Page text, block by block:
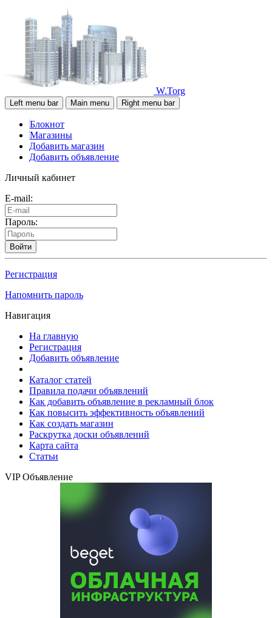
W.Torg
Left menu bar Main menu Right menu bar
Блокнот
Магазины
Добавить магазин
Добавить объявление
Личный кабинет
E-mail:
Пароль:
Войти
Регистрация
Напомнить пароль
Навигация
На главную
Регистрация
Добавить объявление
Каталог статей
Правила подачи объявлений
Как добавить объявление в рекламный блок
Как повысить эффективность объявлений
Как создать магазин
Раскрутка доски объявлений
Карта сайта
Статьи
VIP Объявление